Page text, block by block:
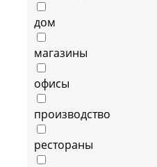
дом
магазины
офисы
производство
рестораны